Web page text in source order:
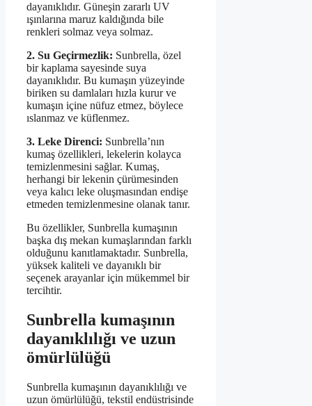
dayanıklıdır. Güneşin zararlı UV
ışınlarına maruz kaldığında bile
renkleri solmaz veya solmaz.
2. Su Geçirmezlik: Sunbrella, özel
bir kaplama sayesinde suya
dayanıklıdır. Bu kumaşın yüzeyinde
biriken su damlaları hızla kurur ve
kumaşın içine nüfuz etmez, böylece
ıslanmaz ve küflenmez.
3. Leke Direnci: Sunbrella’nın
kumaş özellikleri, lekelerin kolayca
temizlenmesini sağlar. Kumaş,
herhangi bir lekenin çürümesinden
veya kalıcı leke oluşmasından endişe
etmeden temizlenmesine olanak tanır.
Bu özellikler, Sunbrella kumaşının
başka dış mekan kumaşlarından farklı
olduğunu kanıtlamaktadır. Sunbrella,
yüksek kaliteli ve dayanıklı bir
seçenek arayanlar için mükemmel bir
tercihtir.
Sunbrella kumaşının
dayanıklılığı ve uzun
ömürlülüğü
Sunbrella kumaşının dayanıklılığı ve
uzun ömürlülüğü, tekstil endüstrisinde